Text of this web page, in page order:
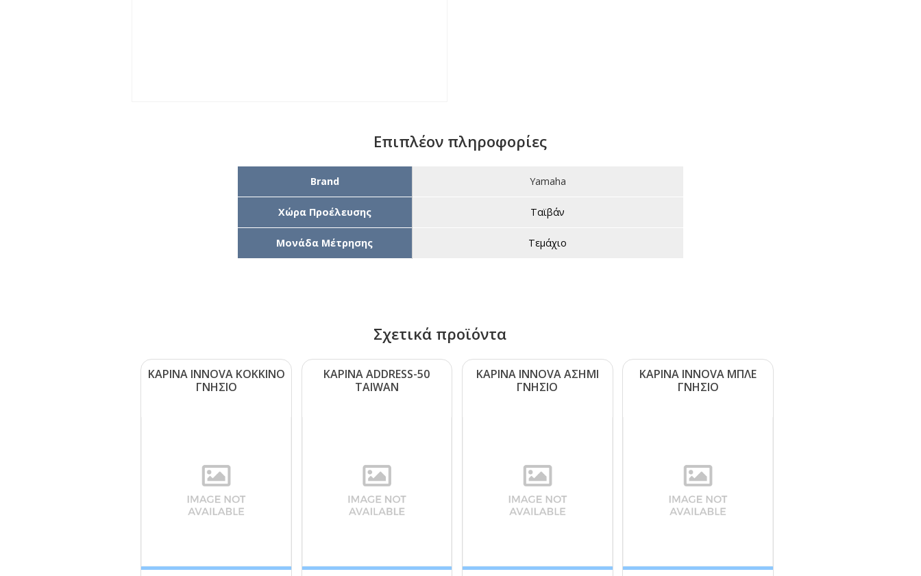
Επιπλέον πληροφορίες
Brand Yamaha
Χώρα Προέλευσης Ταϊβάν
Μονάδα Μέτρησης Τεμάχιο
Σχετικά προϊόντα
ΚΑΡΙΝΑ ΙΝΝΟVΑ ΚΟΚΚΙΝΟ
ΓΝΗΣΙΟ
ΚΑΡΙΝΑ ΑDDRΕSS-50
ΤΑΙWΑΝ
ΚΑΡΙΝΑ ΙΝΝΟVΑ ΑΣΗΜΙ
ΓΝΗΣΙΟ
ΚΑΡΙΝΑ ΙΝΝΟVΑ ΜΠΛΕ
ΓΝΗΣΙΟ